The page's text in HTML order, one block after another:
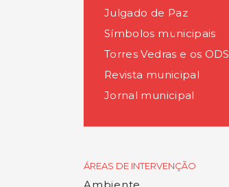
Julgado de Paz
Símbolos municipais
Torres Vedras e os ODS
Revista municipal
Jornal municipal
ÁREAS DE INTERVENÇÃO